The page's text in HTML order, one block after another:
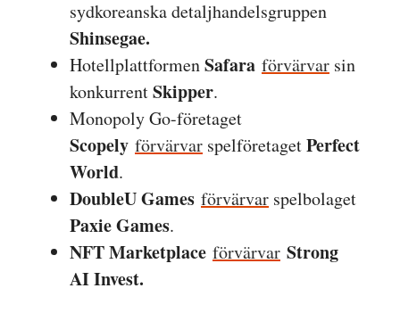
sydkoreanska detaljhandelsgruppen
Shinsegae.
HotellplattformenSafara förvärvar sin
konkurrentSkipper.
Monopoly Go-företaget
Scopely förvärvar spelföretagetPerfect
World.
DoubleU Games förvärvar spelbolaget
Paxie Games.
NFT Marketplace förvärvar Strong
AI Invest.